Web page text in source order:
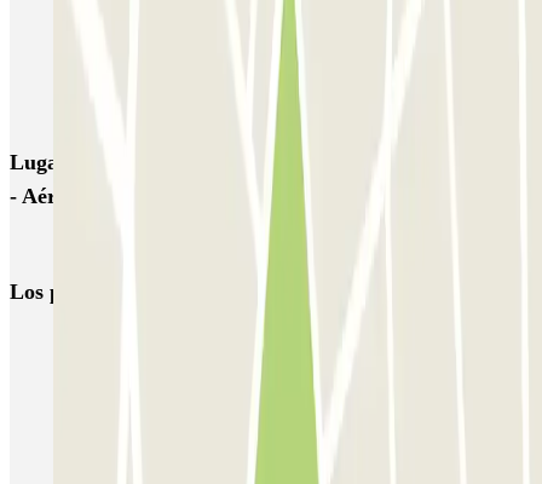
Seven Urban Suites - H Arena Zenpark
Cherche-Midi - Ile de Nantes Zenpark
Lugares y eventos interesantes cerca de Ouest Parking
- Aéroport Nantes Atlantique
Parkings en el Aeropuerto de Nantes Atlantique (NTE)
Los parkings más reservados
Parking en Barcelona
Parking en Aeropuerto Barcelona
Parking en Aeropuerto Madrid Barajas